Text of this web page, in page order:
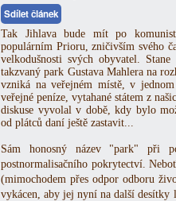
Sdílet článek
Tak Jihlava bude mít po
populárním Prioru, zničivším svého
velkodušnosti svých obyvatel.
takzvaný park Gustava Mahlera na
vzniká na veřejném místě, v
veřejné peníze, vytahané státem z
diskuse vyvolal v době, kdy bylo
od plátců daní ještě zastavit...
Sám honosný název "park" při
postnormalisačního pokrytectví.
(mimochodem přes odpor odboru
vykácen, aby jej nyní na další desítky